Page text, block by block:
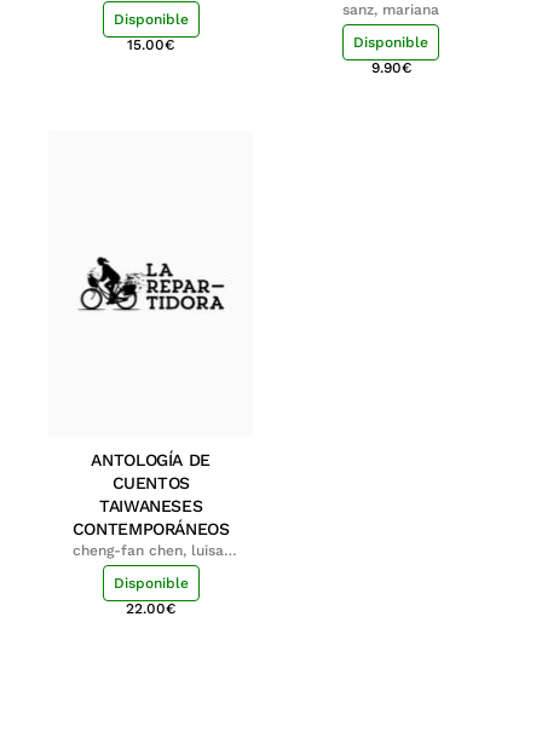
Disponible
15.00€
sanz, mariana
Disponible
9.90€
ANTOLOGÍA DE
CUENTOS
TAIWANESES
CONTEMPORÁNEOS
cheng-fan chen, luisa;
shu-ying chang, luisa
Disponible
22.00€